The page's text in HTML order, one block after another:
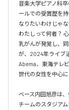
音楽大学ピアノ科
ールでの受賞歴を
なりたいわけじゃな
わたしって何者？
乳がんが発覚し、
が、2024年ライブ
Abema、東海テレ
世代の女性を中心に
ベース内田旭彦は
チームのスタジア